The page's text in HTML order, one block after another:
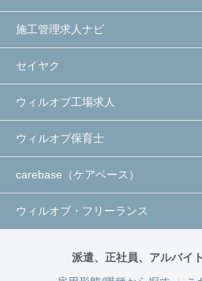
施工管理求人ナビ
セイヤク
ウィルオブ工場求人
ウィルオブ保育士
carebase（ケアベース）
ウィルオブ・フリーランス
派遣、正社員、アルバイ